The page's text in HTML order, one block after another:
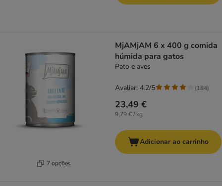
7 opções
MjAMjAM 6 x 400 g comida
húmida para gatos
Pato e aves
23,49 €
9,79 € / kg
Avaliar: 4.2/5 (184)
Adicionar ao carrinho